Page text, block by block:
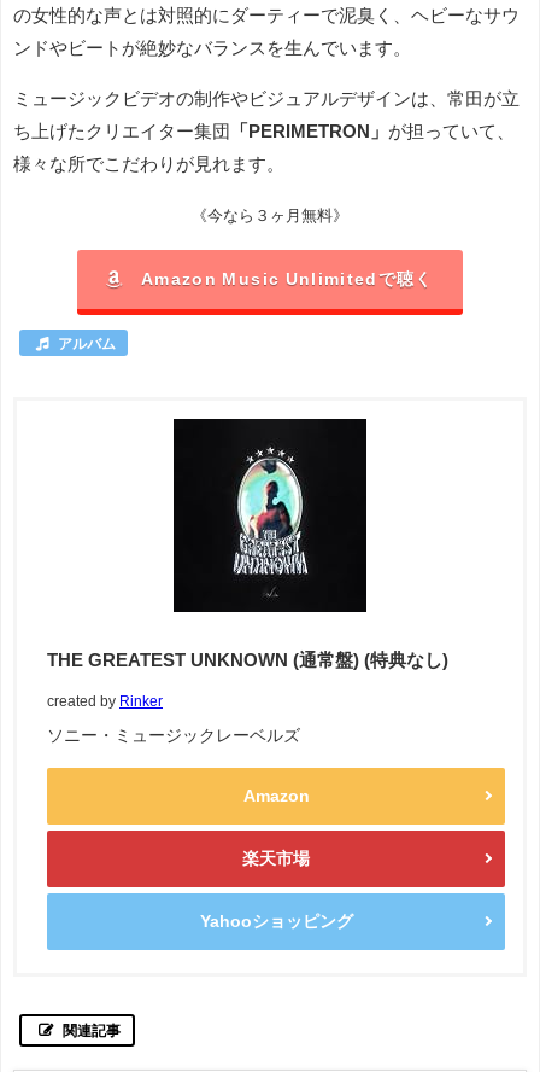
の女性的な声とは対照的にダーティーで泥臭く、ヘビーなサウ
ンドやビートが絶妙なバランスを生んでいます。
ミュージックビデオの制作やビジュアルデザインは、常田が立
ち上げたクリエイター集団
「PERIMETRON」 が担っていて、
様々な所でこだわりが見れます。
《今なら３ヶ月無料》
Amazon Music Unlimitedで聴く
アルバム
THE GREATEST UNKNOWN (通常盤) (特典なし)
created by Rinker
ソニー・ミュージックレーベルズ
Amazon
楽天市場
Yahooショッピング
関連記事